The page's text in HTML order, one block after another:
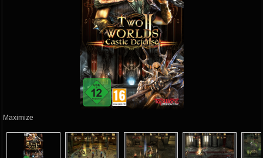
Maximize